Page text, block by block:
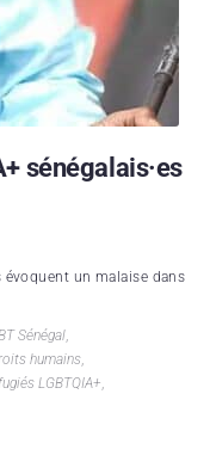
sénégalais·es
évoquent un malaise dans
Sénégal,
humains,
LGBTQIA+,